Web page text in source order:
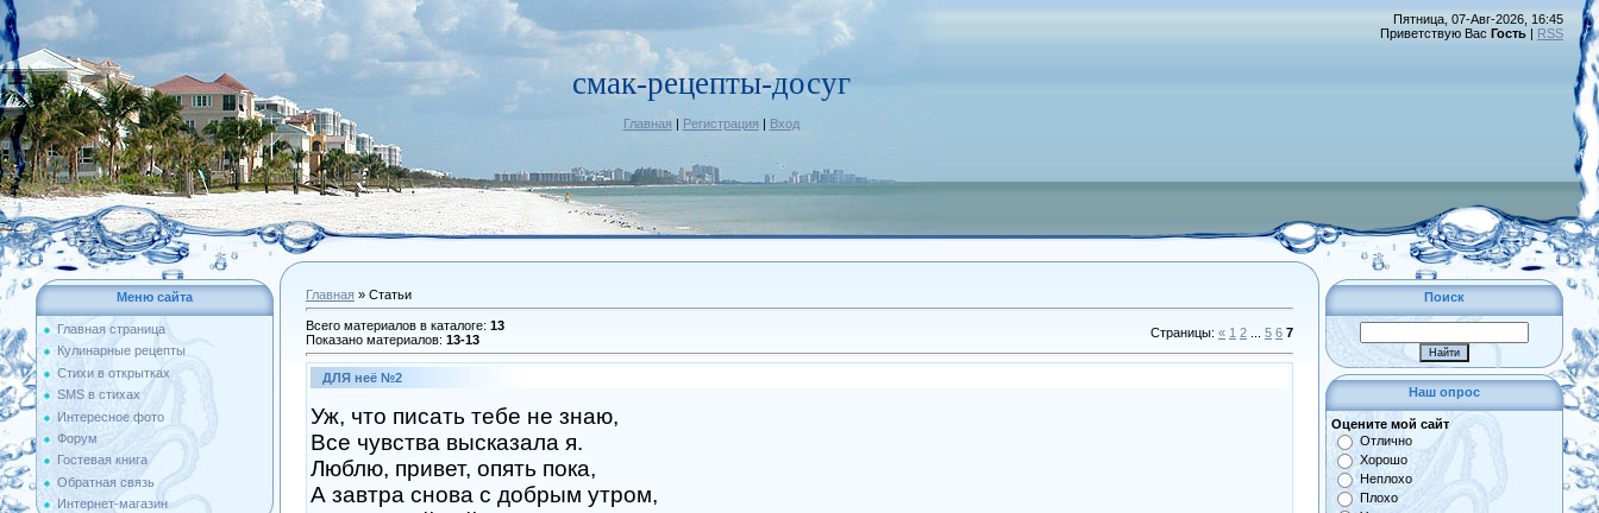
смак-рецепты-досуг
Главная | Регистрация | Вход
Пятница, 07-Авг-2026, 16:45
Приветствую Вас Гость | RSS
Меню сайта
Главная страница
Кулинарные рецепты
Стихи в открытках
SMS в стихах
Интересное фото
Форум
Гостевая книга
Обратная связь
Интернет-магазин
Главная » Статьи
Всего материалов в каталоге: 13
Показано материалов: 13-13 Страницы: « 1 2 5 6 7
ДЛЯ неё №2
Уж, что писать тебе не знаю,
Все чувства высказала я.
Люблю, привет, опять пока,
А завтра снова с добрым утром,
Поиск
Наш опрос
Оцените мой сайт
Отлично
Хорошо
Неплохо
Плохо